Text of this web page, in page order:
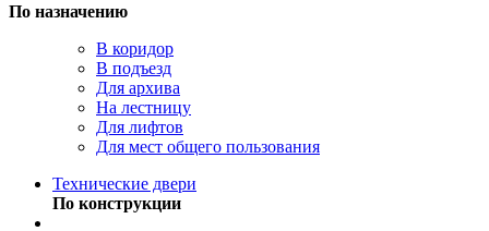
По назначению
В коридор
В подъезд
Для архива
На лестницу
Для лифтов
Для мест общего пользования
Технические двери
По конструкции